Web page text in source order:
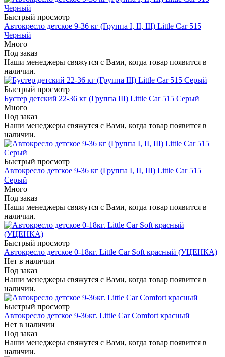
Быстрый просмотр
Автокресло детское 9-36 кг (Группа I, II, III) Little Car 515
Черный
Много
Под заказ
Наши менеджеры свяжутся с Вами, когда товар появится в
наличии.
Быстрый просмотр
Бустер детский 22-36 кг (Группа III) Little Car 515 Серый
Много
Под заказ
Наши менеджеры свяжутся с Вами, когда товар появится в
наличии.
Быстрый просмотр
Автокресло детское 9-36 кг (Группа I, II, III) Little Car 515
Серый
Много
Под заказ
Наши менеджеры свяжутся с Вами, когда товар появится в
наличии.
Быстрый просмотр
Автокресло детское 0-18кг. Little Car Soft красный (УЦЕНКА)
Нет в наличии
Под заказ
Наши менеджеры свяжутся с Вами, когда товар появится в
наличии.
Быстрый просмотр
Автокресло детское 9-36кг. Little Car Comfort красный
Нет в наличии
Под заказ
Наши менеджеры свяжутся с Вами, когда товар появится в
наличии.